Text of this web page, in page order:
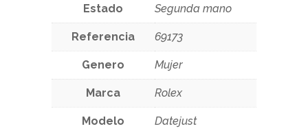
Estado Segunda mano
Referencia 69173
Genero Mujer
Marca Rolex
Modelo Datejust